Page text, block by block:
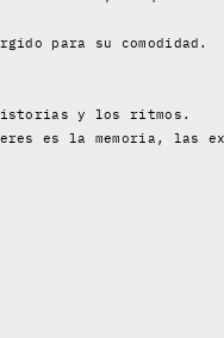
para su comodidad.
y los ritmos.
es la memoria, las